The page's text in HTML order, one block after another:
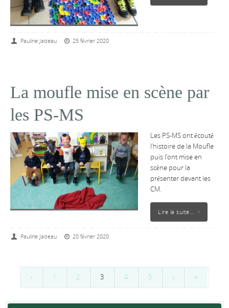
Pauline Jadeau 25 février 2020
La moufle mise en scène par
les PS-MS
Les PS-MS ont écouté
l’histoire de la Moufle
puis l’ont mise en
scène pour la
présenter devant les
CM.
Lire la suite…
Pauline Jadeau 20 février 2020
‹ 1 2 3 4 5 › »